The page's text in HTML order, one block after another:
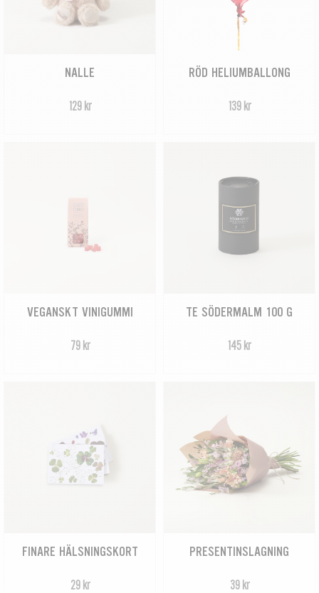
NALLE
129 kr
RÖD HELIUMBALLONG
139 kr
VEGANSKT VINIGUMMI
79 kr
TE SÖDERMALM 100 G
145 kr
FINARE HÄLSNINGSKORT
29 kr
PRESENTINSLAGNING
39 kr